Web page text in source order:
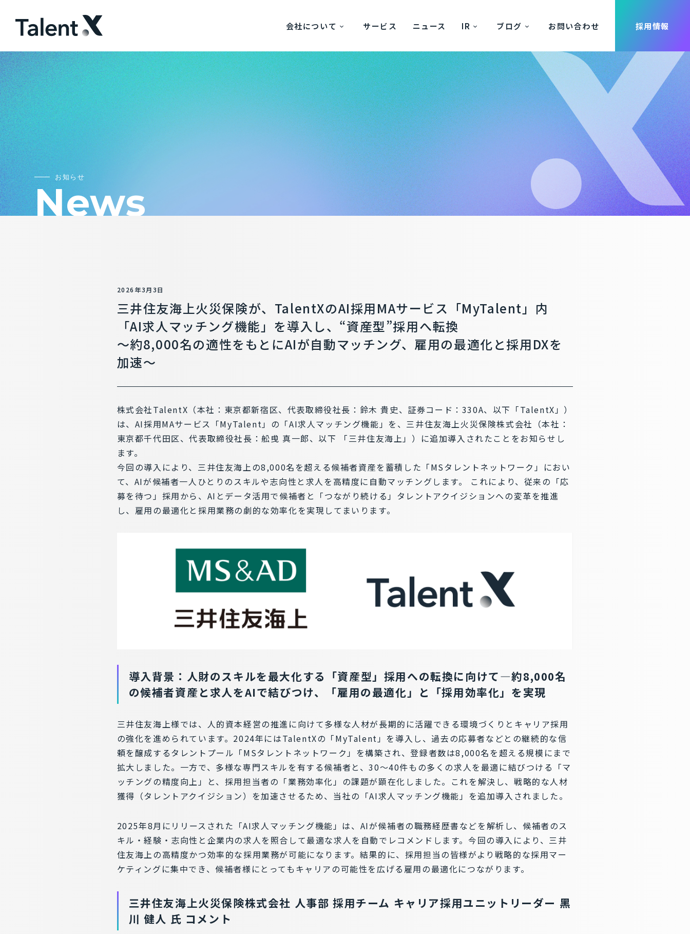
会社について サービス ニュース IR ブログ お問い合わせ 採用情報
お知らせ
News
2026年3月3日
三井住友海上火災保険が、TalentXのAI採用MAサービス「MyTalent」内
「AI求人マッチング機能」を導入し、“資産型”採用へ転換
〜約8,000名の適性をもとにAIが自動マッチング、雇用の最適化と採用DXを
加速〜
株式会社TalentX（本社：東京都新宿区、代表取締役社長：鈴木 貴史、証券コード：330A、以下「TalentX」）
は、AI採用MAサービス「MyTalent」の「AI求人マッチング機能」を、三井住友海上火災保険株式会社（本社：
東京都千代田区、代表取締役社長：舩曵 真一郎、以下 「三井住友海上」）に追加導入されたことをお知らせし
ます。
今回の導入により、三井住友海上の8,000名を超える候補者資産を蓄積した「MSタレントネットワーク」におい
て、AIが候補者一人ひとりのスキルや志向性と求人を高精度に自動マッチングします。 これにより、従来の「応
募を待つ」採用から、AIとデータ活用で候補者と「つながり続ける」タレントアクイジションへの変革を推進
し、雇用の最適化と採用業務の劇的な効率化を実現してまいります。
導入背景：人財のスキルを最大化する「資産型」採用への転換に向けて―約8,000名
の候補者資産と求人をAIで結びつけ、「雇用の最適化」と「採用効率化」を実現
三井住友海上様では、人的資本経営の推進に向けて多様な人材が長期的に活躍できる環境づくりとキャリア採用
の強化を進められています。2024年にはTalentXの「MyTalent」を導入し、過去の応募者などとの継続的な信
頼を醸成するタレントプール「MSタレントネットワーク」を構築され、登録者数は8,000名を超える規模にまで
拡大しました。一方で、多様な専門スキルを有する候補者と、30～40件もの多くの求人を最適に結びつける「マ
ッチングの精度向上」と、採用担当者の「業務効率化」の課題が顕在化しました。これを解決し、戦略的な人材
獲得（タレントアクイジション）を加速させるため、当社の「AI求人マッチング機能」を追加導入されました。
2025年8月にリリースされた「AI求人マッチング機能」は、AIが候補者の職務経歴書などを解析し、候補者のス
キル・経験・志向性と企業内の求人を照合して最適な求人を自動でレコメンドします。今回の導入により、三井
住友海上の高精度かつ効率的な採用業務が可能になります。結果的に、採用担当の皆様がより戦略的な採用マー
ケティングに集中でき、候補者様にとってもキャリアの可能性を広げる雇用の最適化につながります。
三井住友海上火災保険株式会社 人事部 採用チーム キャリア採用ユニットリーダー 黑
川 健人 氏 コメント